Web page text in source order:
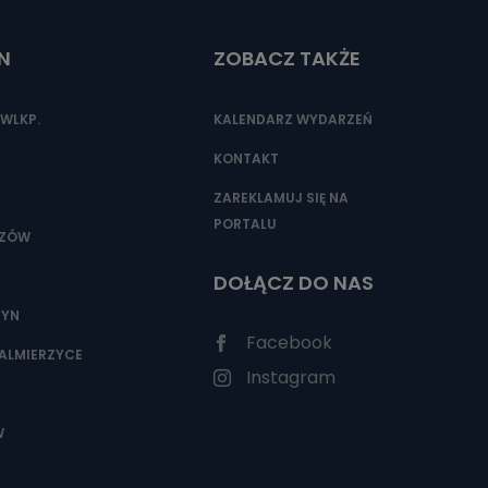
ze
ZOBACZ TAKŻE
KALENDARZ WYDARZEŃ
KONTAKT
ZAREKLAMUJ SIĘ NA
PORTALU
DOŁĄCZ DO NAS
Facebook
Instagram